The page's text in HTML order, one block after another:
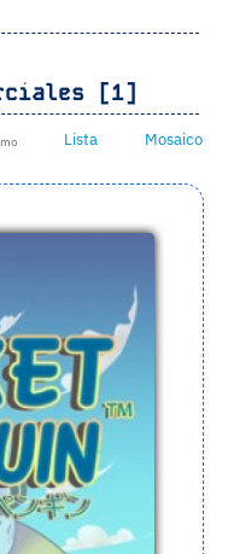
[1]
Lista Mosaico